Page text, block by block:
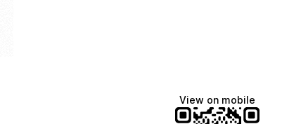
View on mobile